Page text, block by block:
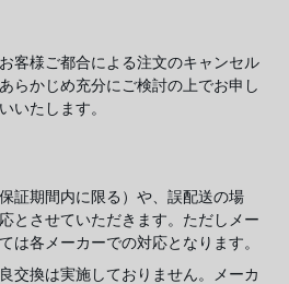
客様ご都合による注文のキャンセル
らかじめ充分にご検討の上でお申し
いたします。
証期間内に限る）や、誤配送の場
とさせていただきます。ただしメー
は各メーカーでの対応となります。
交換は実施しておりません。メーカ